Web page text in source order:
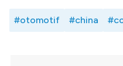
#otomotif #china